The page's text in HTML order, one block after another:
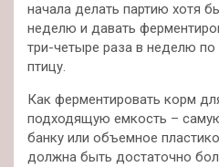
начала делать партию хотя
неделю и давать
три-четыре раза в неделю
птицу.
Как ферментировать корм
подходящую емкость –
банку или объемное
должна быть достаточно